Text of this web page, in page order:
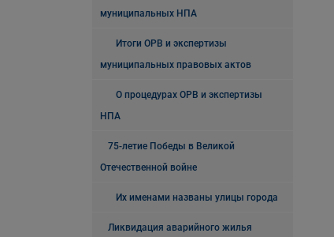
муниципальных НПА
Итоги ОРВ и экспертизы
муниципальных правовых актов
О процедурах ОРВ и экспертизы
НПА
75-летие Победы в Великой
Отечественной войне
Их именами названы улицы города
Ликвидация аварийного жилья